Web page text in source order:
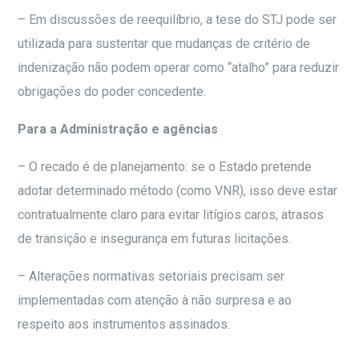
– Em discussões de reequilíbrio, a tese do STJ pode ser
utilizada para sustentar que mudanças de critério de
indenização não podem operar como “atalho” para reduzir
obrigações do poder concedente.
Para a Administração e agências
– O recado é de planejamento: se o Estado pretende
adotar determinado método (como VNR), isso deve estar
contratualmente claro para evitar litígios caros, atrasos
de transição e insegurança em futuras licitações.
– Alterações normativas setoriais precisam ser
implementadas com atenção à não surpresa e ao
respeito aos instrumentos assinados.